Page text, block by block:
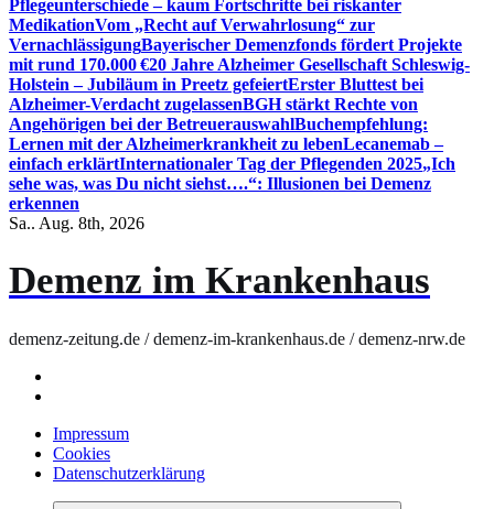
Pflegeunterschiede – kaum Fortschritte bei riskanter
MedikationVom „Recht auf Verwahrlosung“ zur
VernachlässigungBayerischer Demenzfonds fördert Projekte
mit rund 170.000 €20 Jahre Alzheimer Gesellschaft Schleswig-
Holstein – Jubiläum in Preetz gefeiertErster Bluttest bei
Alzheimer-Verdacht zugelassenBGH stärkt Rechte von
Angehörigen bei der BetreuerauswahlBuchempfehlung:
Lernen mit der Alzheimerkrankheit zu lebenLecanemab –
einfach erklärtInternationaler Tag der Pflegenden 2025„Ich
sehe was, was Du nicht siehst….“: Illusionen bei Demenz
erkennen
Sa.. Aug. 8th, 2026
Demenz im Krankenhaus
demenz-zeitung.de / demenz-im-krankenhaus.de / demenz-nrw.de
Impressum
Cookies
Datenschutzerklärung